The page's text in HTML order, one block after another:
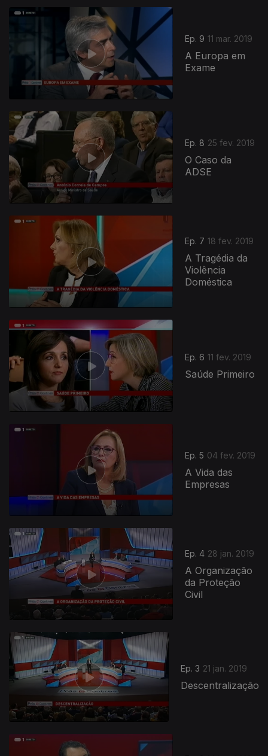
Ep. 9 11 mar. 2019
A Europa em
Exame
Ep. 8 25 fev. 2019
O Caso da
ADSE
Ep. 7 18 fev. 2019
A Tragédia da
Violência
Doméstica
Ep. 6 11 fev. 2019
Saúde Primeiro
Ep. 5 04 fev. 2019
A Vida das
Empresas
Ep. 4 28 jan. 2019
A Organização
da Proteção
Civil
Ep. 3 21 jan. 2019
Descentralização